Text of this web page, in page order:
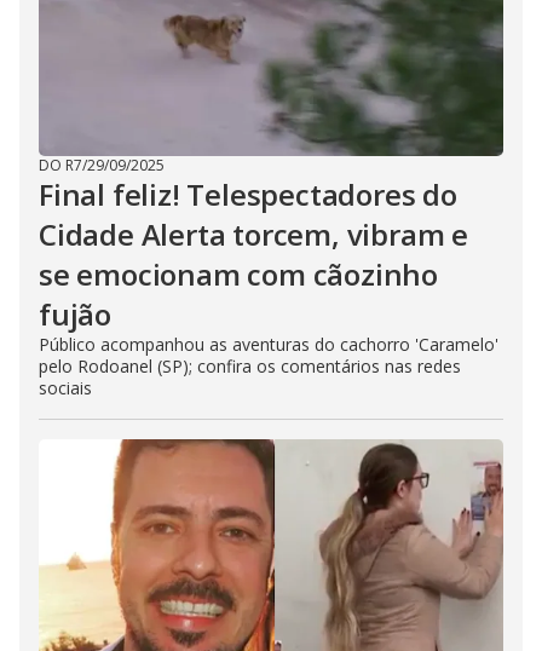
DO R7/29/09/2025
Final feliz! Telespectadores do
Cidade Alerta torcem, vibram e
se emocionam com cãozinho
fujão
Público acompanhou as aventuras do cachorro 'Caramelo'
pelo Rodoanel (SP); confira os comentários nas redes
sociais